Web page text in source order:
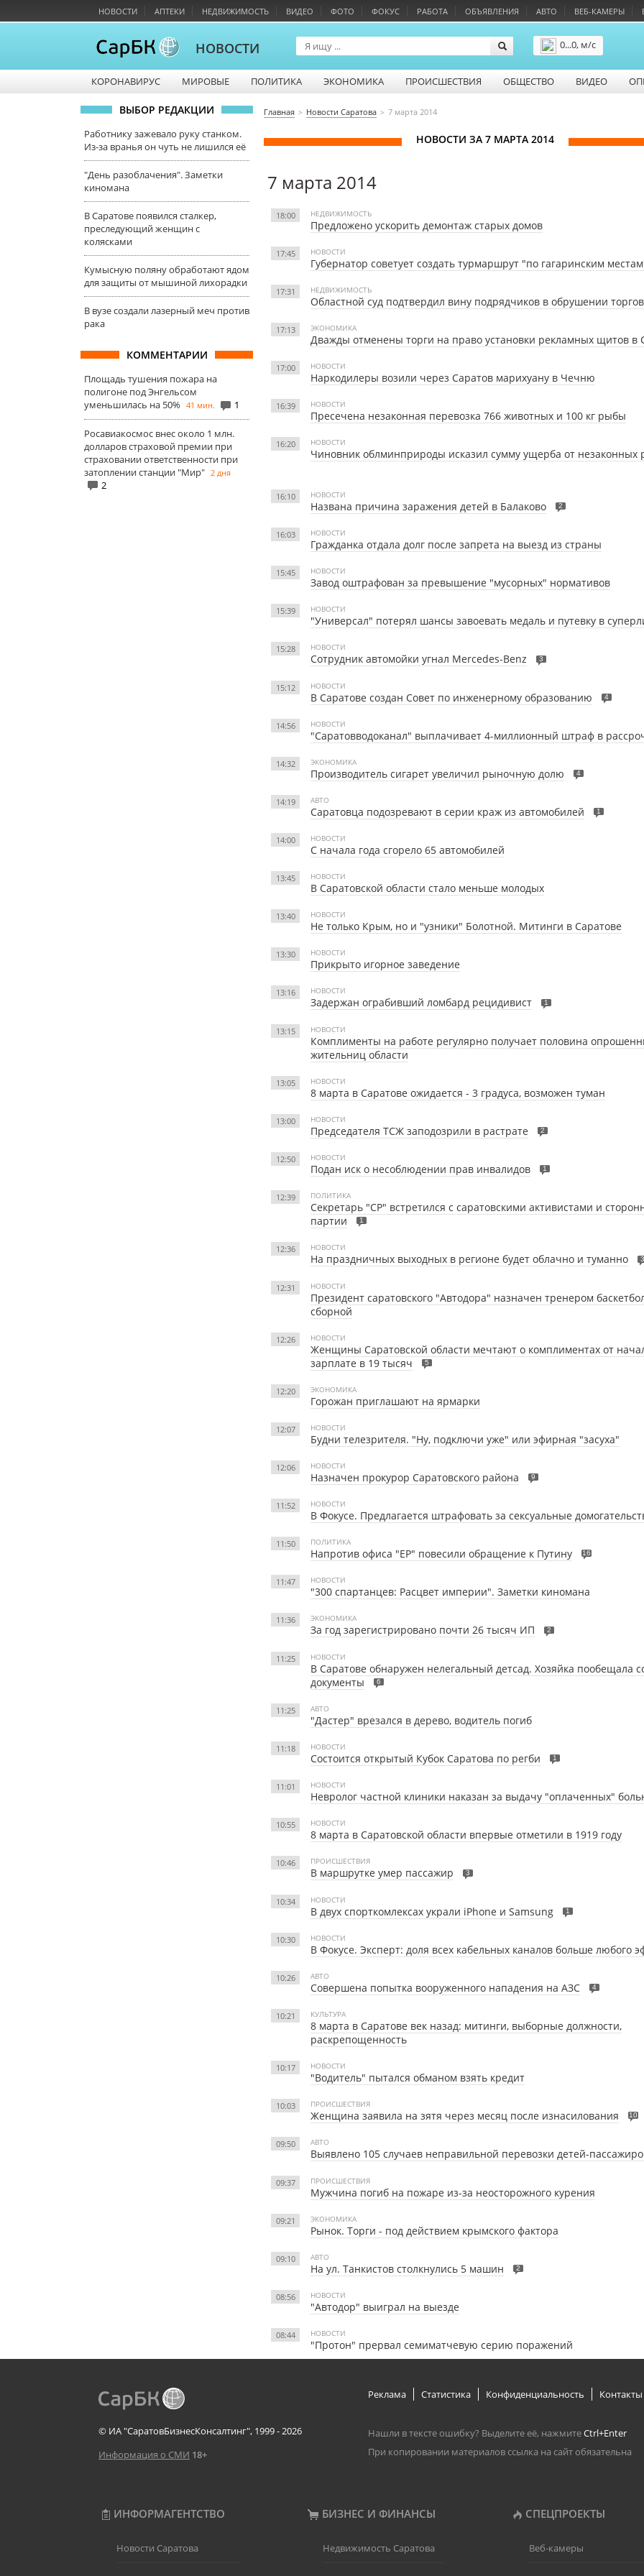
НОВОСТИ АПТЕКИ НЕДВИЖИМОСТЬ ВИДЕО ФОТО ФОКУС РАБОТА ОБЪЯВЛЕНИЯ АВТО ВЕБ-КАМЕРЫ
НОВОСТИ
0...0, м/с
КОРОНАВИРУС МИРОВЫЕ ПОЛИТИКА ЭКОНОМИКА ПРОИСШЕСТВИЯ ОБЩЕСТВО ВИДЕО
ВЫБОР РЕДАКЦИИ
Работнику зажевало руку станком.
Из-за вранья он чуть не лишился её
"День разоблачения". Заметки
киномана
В Саратове появился сталкер,
преследующий женщин с
колясками
Кумысную поляну обработают ядом
для защиты от мышиной лихорадки
В вузе создали лазерный меч против
рака
КОММЕНТАРИИ
Площадь тушения пожара на
полигоне под Энгельсом
уменьшилась на 50% 41 мин. 1
Росавиакосмос внес около 1 млн.
долларов страховой премии при
страховании ответственности при
затоплении станции "Мир" 2 дня
2
Главная Новости Саратова 7 марта 2014
НОВОСТИ ЗА 7 МАРТА 2014
7 марта 2014
18:00 НЕДВИЖИМОСТЬ
Предложено ускорить демонтаж старых домов
17:45 НОВОСТИ
Губернатор советует создать турмаршрут "по гагаринским
17:31 НЕДВИЖИМОСТЬ
Областной суд подтвердил вину подрядчиков в обрушении
17:13 ЭКОНОМИКА
Дважды отменены торги на право установки рекламных щитов в
17:00 НОВОСТИ
Наркодилеры возили через Саратов марихуану в Чечню
16:39 НОВОСТИ
Пресечена незаконная перевозка 766 животных и 100 кг рыбы
16:20 НОВОСТИ
Чиновник облминприроды исказил сумму ущерба от незаконных
16:10 НОВОСТИ
Названа причина заражения детей в Балаково 2
16:03 НОВОСТИ
Гражданка отдала долг после запрета на выезд из страны
15:45 НОВОСТИ
Завод оштрафован за превышение "мусорных" нормативов
15:39 НОВОСТИ
"Универсал" потерял шансы завоевать медаль и путевку в
15:28 НОВОСТИ
Сотрудник автомойки угнал Mercedes-Benz 3
15:12 НОВОСТИ
В Саратове создан Совет по инженерному образованию 4
14:56 НОВОСТИ
"Саратовводоканал" выплачивает 4-миллионный штраф в
14:32 ЭКОНОМИКА
Производитель сигарет увеличил рыночную долю 4
14:19 АВТО
Саратовца подозревают в серии краж из автомобилей 1
14:00 НОВОСТИ
С начала года сгорело 65 автомобилей
13:45 НОВОСТИ
В Саратовской области стало меньше молодых
13:40 НОВОСТИ
Не только Крым, но и "узники" Болотной. Митинги в Саратове
13:30 НОВОСТИ
Прикрыто игорное заведение
13:16 НОВОСТИ
Задержан ограбивший ломбард рецидивист 1
13:15 НОВОСТИ
Комплименты на работе регулярно получает половина
жительниц области
13:05 НОВОСТИ
8 марта в Саратове ожидается - 3 градуса, возможен туман
13:00 НОВОСТИ
Председателя ТСЖ заподозрили в растрате 2
12:50 НОВОСТИ
Подан иск о несоблюдении прав инвалидов 1
12:39 ПОЛИТИКА
Секретарь "СР" встретился с саратовскими активистами и
партии
1
12:36 НОВОСТИ
На праздничных выходных в регионе будет облачно и туманно 3
12:31 НОВОСТИ
Президент саратовского "Автодора" назначен тренером
сборной
12:26 НОВОСТИ
Женщины Саратовской области мечтают о комплиментах от
зарплате в 19 тысяч
5
12:20 ЭКОНОМИКА
Горожан приглашают на ярмарки
12:07 НОВОСТИ
Будни телезрителя. "Ну, подключи уже" или эфирная "засуха"
12:06 НОВОСТИ
Назначен прокурор Саратовского района 9
11:52 НОВОСТИ
В Фокусе. Предлагается штрафовать за сексуальные
11:50 ПОЛИТИКА
Напротив офиса "ЕР" повесили обращение к Путину 16
11:47 НОВОСТИ
"300 спартанцев: Расцвет империи". Заметки киномана
11:36 ЭКОНОМИКА
За год зарегистрировано почти 26 тысяч ИП 2
11:25 НОВОСТИ
В Саратове обнаружен нелегальный детсад. Хозяйка пообещала
документы
6
11:25 АВТО
"Дастер" врезался в дерево, водитель погиб
11:18 НОВОСТИ
Состоится открытый Кубок Саратова по регби 1
11:01 НОВОСТИ
Невролог частной клиники наказан за выдачу "оплаченных"
10:55 НОВОСТИ
8 марта в Саратовской области впервые отметили в 1919 году
10:46 ПРОИСШЕСТВИЯ
В маршрутке умер пассажир 3
10:34 НОВОСТИ
В двух спорткомлексах украли iPhone и Samsung 1
10:30 НОВОСТИ
В Фокусе. Эксперт: доля всех кабельных каналов больше любого
10:26 АВТО
Совершена попытка вооруженного нападения на АЗС 4
10:21 КУЛЬТУРА
8 марта в Саратове век назад: митинги, выборные должности,
раскрепощенность
10:17 НОВОСТИ
"Водитель" пытался обманом взять кредит
10:03 ПРОИСШЕСТВИЯ
Женщина заявила на зятя через месяц после изнасилования 10
09:50 АВТО
Выявлено 105 случаев неправильной перевозки детей-
09:37 ПРОИСШЕСТВИЯ
Мужчина погиб на пожаре из-за неосторожного курения
09:21 ЭКОНОМИКА
Рынок. Торги - под действием крымского фактора
09:10 АВТО
На ул. Танкистов столкнулись 5 машин 2
08:56 НОВОСТИ
"Автодор" выиграл на выезде
08:44 НОВОСТИ
"Протон" прервал семиматчевую серию поражений
© ИА "СаратовБизнесКонсалтинг", 1999 - 2026
Информация о СМИ 18+
Реклама Статистика Конфиденциальность Контакты
Нашли в тексте ошибку? Выделите её, нажмитеCtrl+Enter
При копировании материалов ссылка на сайт обязательна
ИНФОРМАГЕНТСТВО БИЗНЕС И ФИНАНСЫ СПЕЦПРОЕКТЫ
Новости Саратова Недвижимость Саратова Веб-камеры